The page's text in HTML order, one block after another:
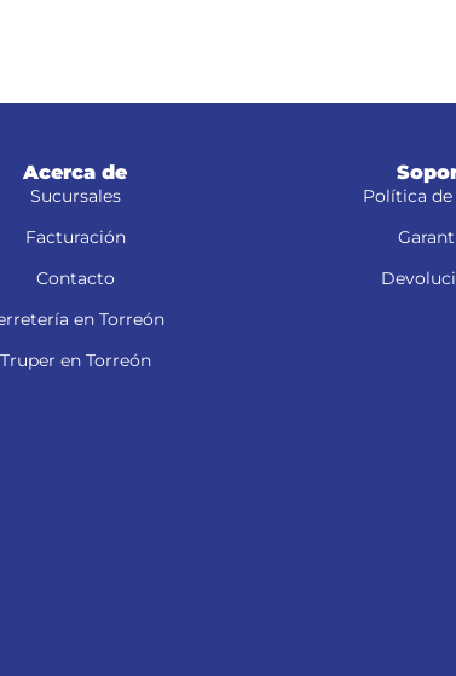
Acerca de
Sucursales
Facturación
Contacto
en Torreón
Truper en Torreón
Política